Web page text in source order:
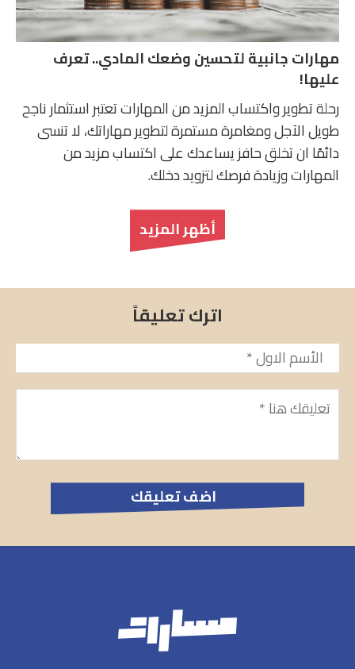
مهارات جانبية لتحسين وضعك المادي.. تعرف
عليها!
رحلة تطوير واكتساب المزيد من المهارات تعتبر استثمار ناجح
طويل الآجل ومغامرة مستمرة لتطوير مهاراتك، لا تنسى
دائمًا ان تخلق حافز يساعدك على اكتساب مزيد من
المهارات وزيادة فرصك لتزويد دخلك.
أظهر المزيد
اترك تعليقاً
الأسم*
تعليق